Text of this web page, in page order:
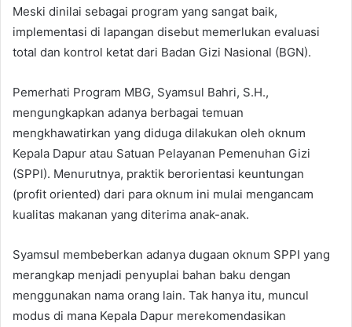
Meski dinilai sebagai program yang sangat baik,
implementasi di lapangan disebut memerlukan evaluasi
total dan kontrol ketat dari Badan Gizi Nasional (BGN).
​Pemerhati Program MBG, Syamsul Bahri, S.H.,
mengungkapkan adanya berbagai temuan
mengkhawatirkan yang diduga dilakukan oleh oknum
Kepala Dapur atau Satuan Pelayanan Pemenuhan Gizi
(SPPI). Menurutnya, praktik berorientasi keuntungan
(profit oriented) dari para oknum ini mulai mengancam
kualitas makanan yang diterima anak-anak.
​Syamsul membeberkan adanya dugaan oknum SPPI yang
merangkap menjadi penyuplai bahan baku dengan
menggunakan nama orang lain. Tak hanya itu, muncul
modus di mana Kepala Dapur merekomendasikan